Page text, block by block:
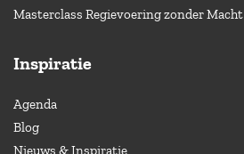
Masterclass Regievoering zonder Macht
Inspiratie
Agenda
Blog
Nieuws & Inspiratie